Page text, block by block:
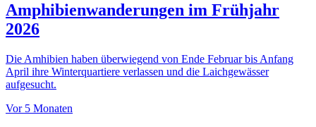
Amphibienwanderungen im Frühjahr
2026
Die Amhibien haben überwiegend von Ende Februar bis Anfang
April ihre Winterquartiere verlassen und die Laichgewässer
aufgesucht.
Vor 5 Monaten